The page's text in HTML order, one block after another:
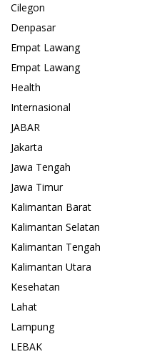
Cilegon
Denpasar
Empat Lawang
Empat Lawang
Health
Internasional
JABAR
Jakarta
Jawa Tengah
Jawa Timur
Kalimantan Barat
Kalimantan Selatan
Kalimantan Tengah
Kalimantan Utara
Kesehatan
Lahat
Lampung
LEBAK